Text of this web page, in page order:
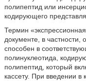
полипептид или
кодирующего
Термин
документе, в частности,
способен в
полинуклеотида,
полипептид, который
кассету. При введении в